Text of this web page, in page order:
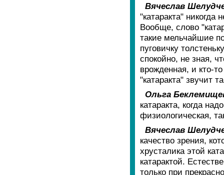
Вячеслав
"катаракта"
Вообще, слово
такие мельчайшие
пуговичку
спокойно, не зная,
врожденная, и кто-
"катаракта" звучит
Ольга
катаракта, когда
физиологическая,
Вячеслав
качество зрения,
хрусталика этой
катарактой.
только при